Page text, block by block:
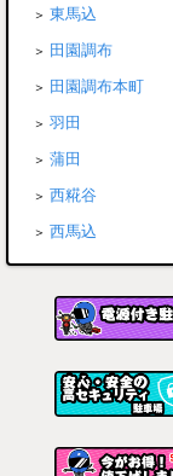
東馬込
田園調布
田園調布本町
羽田
蒲田
西糀谷
西馬込